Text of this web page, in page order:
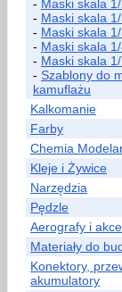
- Maski skala
- Maski skala
- Maski skala
- Maski skala
- Maski skala
- Szablony do
kamuflażu
Kalkomanie
Farby
Chemia
Kleje i Żywice
Narzędzia
Pędzle
Aerografy i
Materiały do
Konektory,
akumulatory